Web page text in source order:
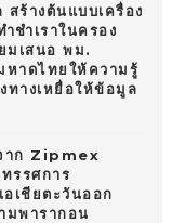
ร้างต้นแบบเครื่อง
ชำเราในครอง
มเสนอ พม.
หาดไทยให้ความรู้
ทางเหยื่อให้ข้อมูล
าก Zipmex
รรศการ
เชียตะวันออก
มพารากอน